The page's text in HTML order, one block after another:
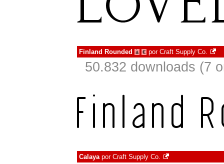
Finland Rounded à € por Craft Supply Co.
50.832 downloads (7
Calayapor Craft Supply Co.